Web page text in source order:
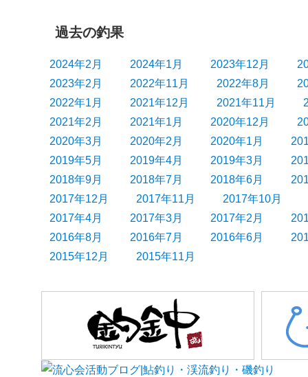
ン過去の釣果
2024年2月 2024年1月 2023年12月
2023年2月
2022年11月 2022年8月
2022年1月
2021年12月 2021年11月
2021年2月
2021年1月 2020年12月
2020年3月
2020年2月 2020年1月
2019年5月
2019年4月 2019年3月
2018年9月
2018年7月 2018年6月
2017年12月
2017年11月
2017年10月
2017年4月
2017年3月 2017年2月
2016年8月
2016年7月 2016年6月
2015年12月
2015年11月